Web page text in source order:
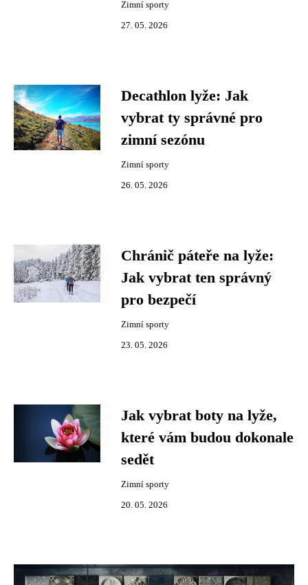
Zimní sporty
27. 05. 2026
Decathlon lyže: Jak
vybrat ty správné pro
zimní sezónu
Zimní sporty
26. 05. 2026
Chránič páteře na lyže:
Jak vybrat ten správný
pro bezpečí
Zimní sporty
23. 05. 2026
Jak vybrat boty na lyže,
které vám budou dokonale
sedět
Zimní sporty
20. 05. 2026